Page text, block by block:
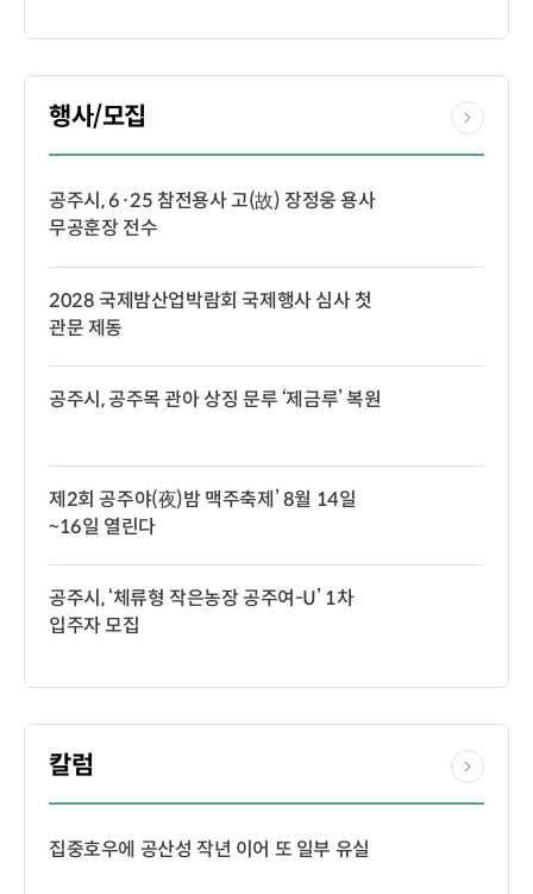
행사/모집
공주시, 6·25 참전용사 고(故) 장정웅 용사
무공훈장 전수
2028 국제밤산업박람회 국제행사 심사 첫
관문 제동
공주시, 공주목 관아 상징 문루 ‘제금루’ 복원
제2회 공주야(夜)밤 맥주축제’ 8월 14일
~16일 열린다
공주시, ‘체류형 작은농장 공주여-U’ 1차
입주자 모집
칼럼
집중호우에 공산성 작년 이어 또 일부 유실